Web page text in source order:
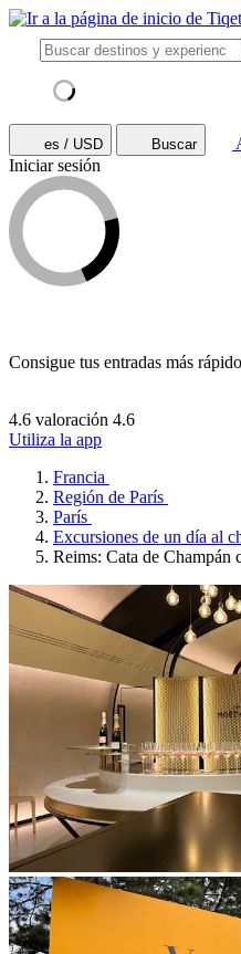
es / USD Buscar
Iniciar sesión
Consigue tus entradas más rápido
4.6 valoración 4.6
Utiliza la app
Francia
Región de París
París
Excursiones de un día al
Reims: Cata de Champán